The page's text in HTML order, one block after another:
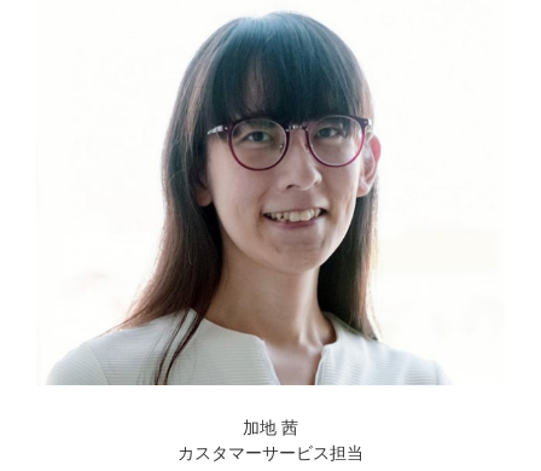
加地 茜
カスタマーサービス担当